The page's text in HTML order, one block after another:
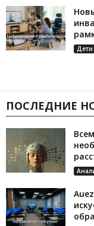
Дети
ПОСЛЕДНИЕ